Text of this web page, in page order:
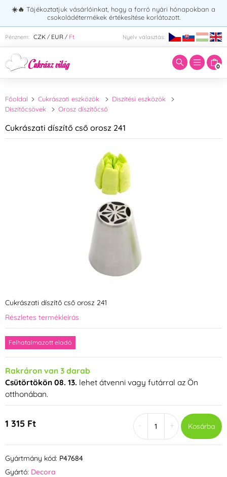
☀️🔥 Tájékoztatjuk vásárlóinkat, hogy a forró nyári hónapokban a
csokoládétermékek értékesítése korlátozott.
Pénznem: CZK / EUR / Ft Nyelv választás:
0
Adja meg a keresett kifejezést:
Főoldal Cukrászati eszközök
Diszítési eszközök
Díszítőcsövek
Orosz díszítőcső
Cukrászati díszítő cső orosz 241
Cukrászati díszítő cső orosz 241
Részletes termékleírás
Felhatalmazott eladó
Rakráron van 3 darab
Csütörtökön 08. 13. lehet átvenni vagy futárral az Ön
otthonában.
1 315 Ft + Kosárba
Gyártmány kód: P47684
Gyártó: Decora